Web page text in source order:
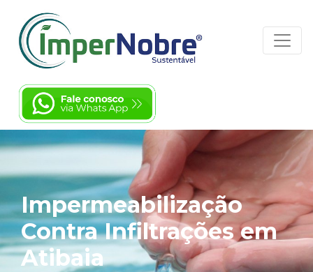
Impermeabilização
Contra Infiltrações em
Atibaia